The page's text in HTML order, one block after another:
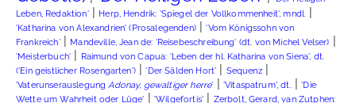
Leben, Redaktion'| Herp, Hendrik: 'Spiegel der Vollkommenheit', mndl. |
'Katharina von Alexandrien' (Prosalegenden)|'Vom Königssohn von
Frankreich'| Mandeville, Jean de: 'Reisebeschreibung' (dt. von Michel Velser) |
'Meisterbuch' | Raimund von Capua: 'Leben der hl. Katharina von Siena', dt.
('Ein geistlicher Rosengarten')|'Der Sälden Hort' | Sequenz|
'VaterunserauslegungAdonay, gewaltiger herre' | 'Vitaspatrum', dt.|'Die
Wette um Wahrheit oder Lüge' | 'Wilgefortis' | Zerbolt, Gerard, van Zutphen: